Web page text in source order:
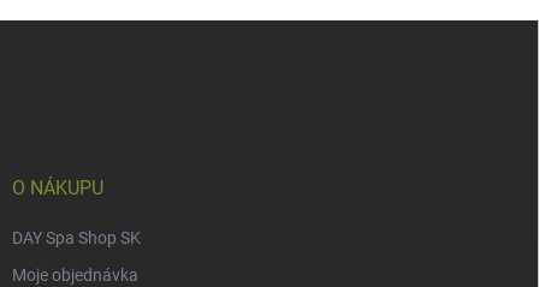
O NÁKUPU
DAY Spa Shop SK
Moje objednávka